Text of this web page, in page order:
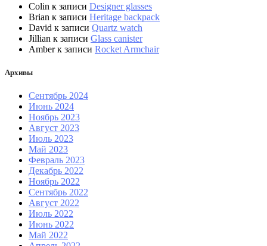
Colin к записи Designer glasses
Brian к записи Heritage backpack
David к записи Quartz watch
Jillian к записи Glass canister
Amberк записи Rocket Armchair
Архивы
Сентябрь 2024
Июнь 2024
Ноябрь 2023
Август 2023
Июль 2023
Май 2023
Февраль 2023
Декабрь 2022
Ноябрь 2022
Сентябрь 2022
Август 2022
Июль 2022
Июнь 2022
Май 2022